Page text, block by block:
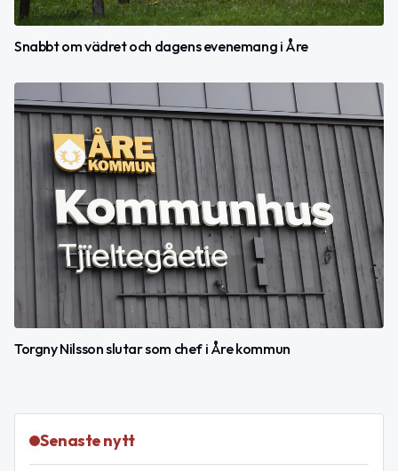
Snabbt om vädret och dagens evenemang i Åre
Torgny Nilsson slutar som chef i Åre kommun
Senaste nytt